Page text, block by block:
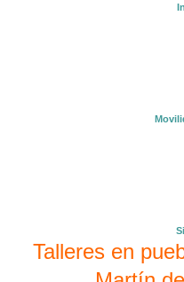
Talleres en